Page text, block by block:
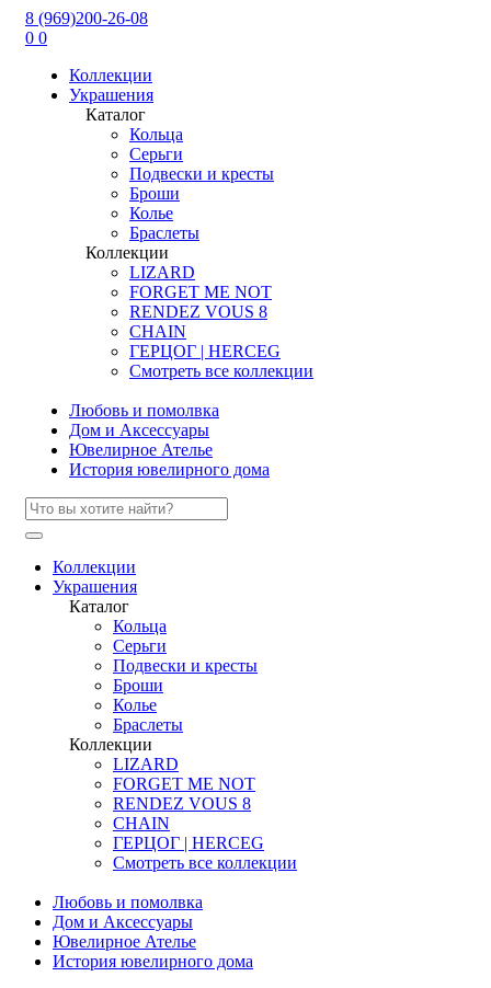
8 (969)200-26-08
0 0
Коллекции
Украшения
Каталог
Кольца
Серьги
Подвески и кресты
Броши
Колье
Браслеты
Коллекции
LIZARD
FORGET ME NOT
RENDEZ VOUS 8
CHAIN
ГЕРЦОГ | HERCEG
Смотреть все коллекции
Любовь и помолвка
Дом и Аксессуары
Ювелирное Ателье
История ювелирного дома
Коллекции
Украшения
Каталог
Кольца
Серьги
Подвески и кресты
Броши
Колье
Браслеты
Коллекции
LIZARD
FORGET ME NOT
RENDEZ VOUS 8
CHAIN
ГЕРЦОГ | HERCEG
Смотреть все коллекции
Любовь и помолвка
Дом и Аксессуары
Ювелирное Ателье
История ювелирного дома